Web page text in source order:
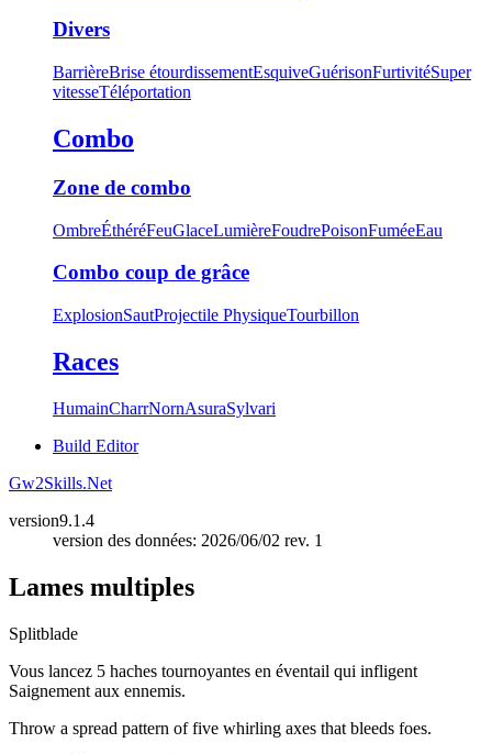
Divers
BarrièreBrise étourdissementEsquiveGuérisonFurtivitéSuper
vitesseTéléportation
Combo
Zone de combo
OmbreÉthéréFeuGlaceLumièreFoudrePoisonFuméeEau
Combo coup de grâce
ExplosionSautProjectile PhysiqueTourbillon
Races
HumainCharrNornAsuraSylvari
Build Editor
Gw2Skills.Net
version9.1.4
version des données: 2026/06/02 rev. 1
Lames multiples
Splitblade
Vous lancez 5 haches tournoyantes en éventail qui infligent
Saignement aux ennemis.
Throw a spread pattern of five whirling axes that bleeds foes.